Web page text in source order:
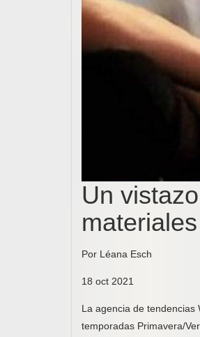
Un
Por Léana Esch
18 oct 2021
La agencia de tendencias
temporadas Primavera/